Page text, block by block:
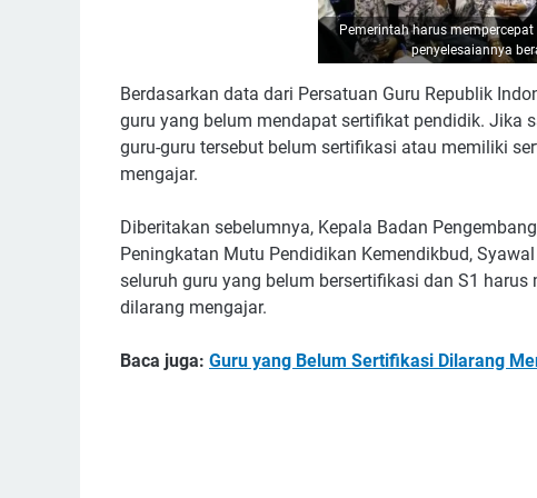
Pemerintah harus
penyelesaiannya
Berdasarkan data dari Persatuan Guru Republik
guru yang belum mendapat sertifikat pendidik. Jika
guru-guru tersebut belum sertifikasi atau memiliki
mengajar.
Diberitakan sebelumnya, Kepala Badan
Peningkatan Mutu Pendidikan Kemendikbud,
seluruh guru yang belum bersertifikasi dan S1
dilarang mengajar.
Baca juga: Guru yang Belum Sertifikasi Dilarang